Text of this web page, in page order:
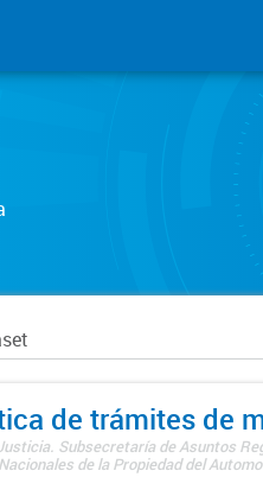
de trámites de
Subsecretaría de Asuntos
de la Propiedad del